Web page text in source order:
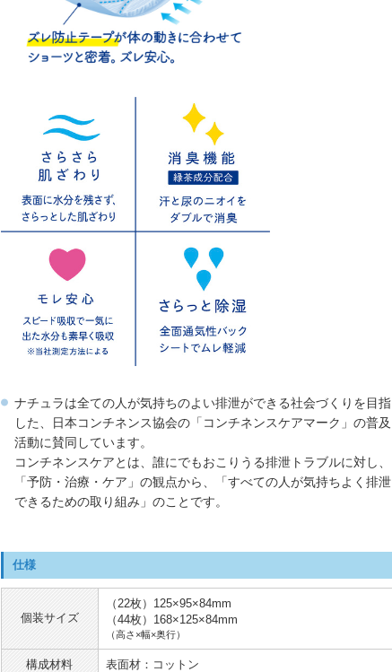
ナチュラは全ての人が気持ちのよい排泄ができる社会づくりを目指
した、日本コンチネンス協会の「コンチネンスケアマーク」の普及
活動に賛同しています。
コンチネンスケアとは、誰にでもおこりうる排泄トラブルに対し、
「予防・治療・ケア」の観点から、「すべての人が気持ちよく排泄
できるための取り組み」のことです。
仕様
個装サイズ
（22枚）125×95×84mm
（44枚）168×125×84mm
（高さ×幅×奥行）
構成材料 表面材：コットン